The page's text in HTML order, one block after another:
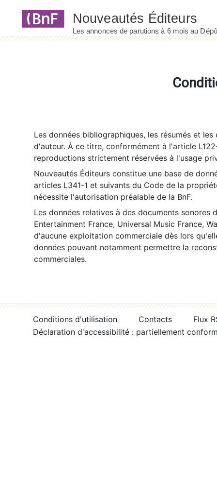
Les données bibliographiques, les résumés et
d'auteur. À ce titre, conformément à l'article
reproductions strictement réservées à l'usage
Nouveautés Éditeurs constitue une base de
articles L341-1 et suivants du Code de la
nécessite l'autorisation préalable de la BnF.
Les données relatives à des documents sonores
Entertainment France, Universal Music France,
d'aucune exploitation commerciale dès lors
données pouvant notamment permettre la
commerciales.
Conditions d'utilisation Contacts
Flux
Déclaration d'accessibilité : partiellement